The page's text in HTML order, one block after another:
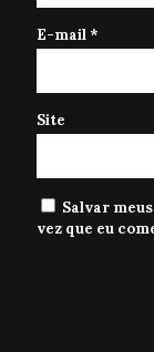
E-mail *
Site
Salvar
vez que eu